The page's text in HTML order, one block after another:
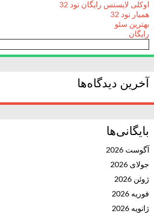
اوکلی لایسنس رایگان نود 32
همیار نود 32
بهترین سئو
رایگان
آخرین دیدگاه‌ها
بایگانی‌ها
آگوست 2026
جولای 2026
ژوئن 2026
فوریه 2026
ژانویه 2026